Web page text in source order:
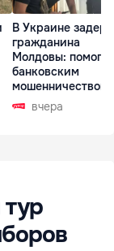
В Украине
гражданина
Молдовы:
банковским
мошенничеством
Чехиивчера